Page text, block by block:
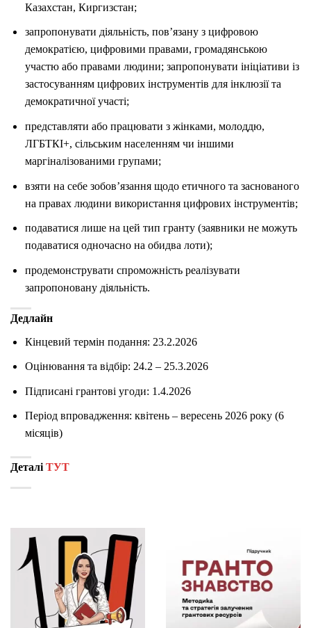
Казахстан, Киргизстан;
запропонувати діяльність, пов’язану з цифровою
демократією, цифровими правами, громадянською
участю або правами людини; запропонувати ініціативи із
застосуванням цифрових інструментів для інклюзії та
демократичної участі;
представляти або працювати з жінками, молоддю,
ЛГБТКІ+, сільським населенням чи іншими
маргіналізованими групами;
взяти на себе зобов’язання щодо етичного та заснованого
на правах людини використання цифрових інструментів;
подаватися лише на цей тип гранту (заявники не можуть
подаватися одночасно на обидва лоти);
продемонструвати спроможність реалізувати
запропоновану діяльність.
Дедлайн
Кінцевий термін подання: 23.2.2026
Оцінювання та відбір: 24.2 – 25.3.2026
Підписані грантові угоди: 1.4.2026
Період впровадження: квітень – вересень 2026 року (6
місяців)
Деталі ТУТ